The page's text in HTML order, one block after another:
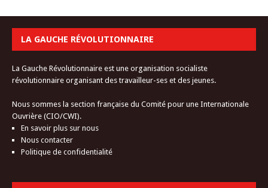
LA GAUCHE RÉVOLUTIONNAIRE
La Gauche Révolutionnaire est une organisation socialiste
révolutionnaire organisant des travailleur-ses et des jeunes.
Nous sommes la section française du Comité pour une Internationale
Ouvrière (CIO/CWI).
En savoir plus sur nous
Nous contacter
Politique de confidentialité